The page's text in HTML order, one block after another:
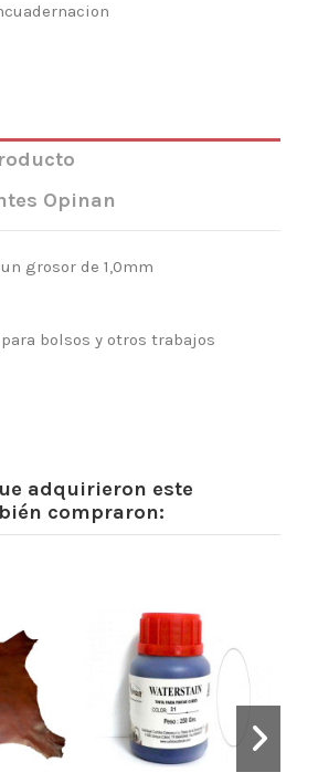
Opinan
grosor de 1,0mm
bolsos y otros trabajos
adquirieron este
compraron: